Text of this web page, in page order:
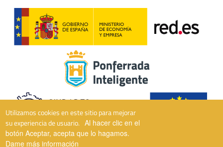
Utilizamos cookies en este sitio para mejorar
su experiencia de usuario. Al hacer clic en el
botón Aceptar, acepta que lo hagamos.
Dame más información